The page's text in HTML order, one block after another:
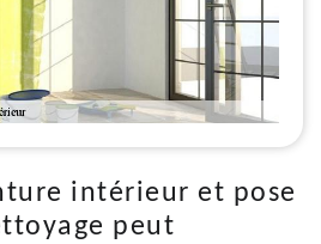
intérieur et pose
peut